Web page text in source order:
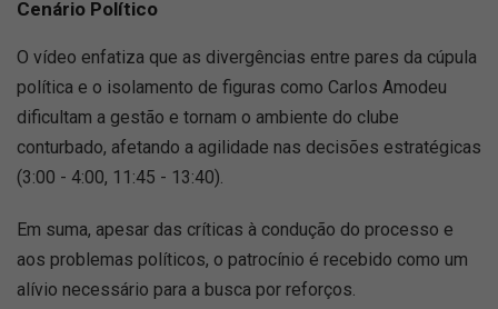
Cenário Político
O vídeo enfatiza que as divergências entre pares da cúpula
política e o isolamento de figuras como Carlos Amodeu
dificultam a gestão e tornam o ambiente do clube
conturbado, afetando a agilidade nas decisões estratégicas
(3:00 - 4:00, 11:45 - 13:40).
Em suma, apesar das críticas à condução do processo e
aos problemas políticos, o patrocínio é recebido como um
alívio necessário para a busca por reforços.